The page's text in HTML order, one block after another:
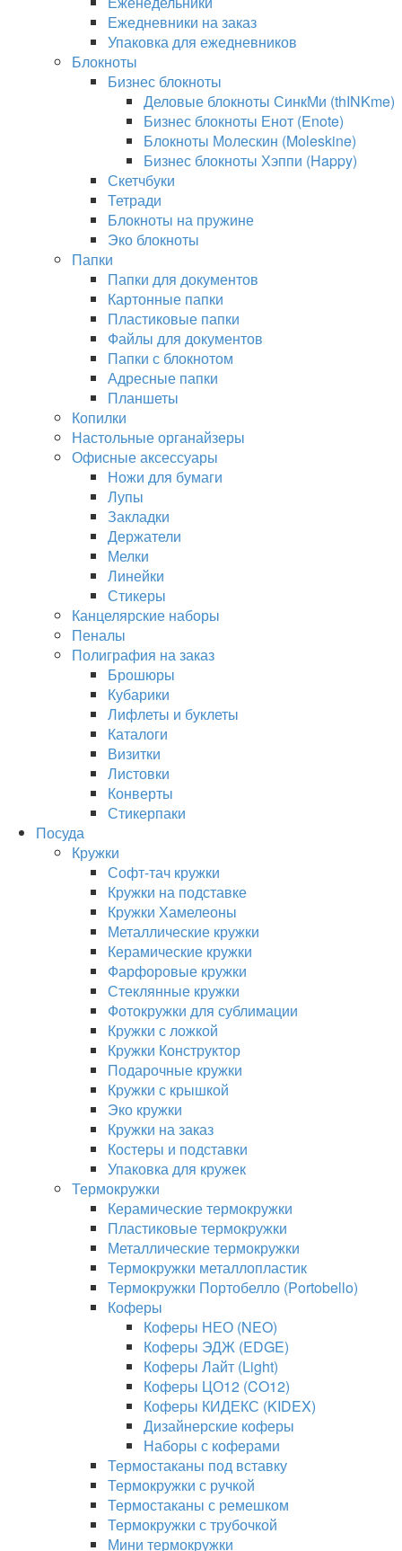
Ежедневники на заказ
Упаковка для ежедневников
Блокноты
Бизнес блокноты
Деловые блокноты СинкМи (thINKme)
Бизнес блокноты Енот (Enote)
Блокноты Молескин (Moleskine)
Бизнес блокноты Хэппи (Happy)
Скетчбуки
Тетради
Блокноты на пружине
Эко блокноты
Папки
Папки для документов
Картонные папки
Пластиковые папки
Файлы для документов
Папки с блокнотом
Адресные папки
Планшеты
Копилки
Настольные органайзеры
Офисные аксессуары
Ножи для бумаги
Лупы
Закладки
Держатели
Мелки
Линейки
Стикеры
Канцелярские наборы
Пеналы
Полиграфия на заказ
Брошюры
Кубарики
Лифлеты и буклеты
Каталоги
Визитки
Листовки
Конверты
Стикерпаки
Посуда
Кружки
Софт-тач кружки
Кружки на подставке
Кружки Хамелеоны
Металлические кружки
Керамические кружки
Фарфоровые кружки
Стеклянные кружки
Фотокружки для сублимации
Кружки с ложкой
Кружки Конструктор
Подарочные кружки
Кружки с крышкой
Эко кружки
Кружки на заказ
Костеры и подставки
Упаковка для кружек
Термокружки
Керамические термокружки
Пластиковые термокружки
Металлические термокружки
Термокружки металлопластик
Термокружки Портобелло (Portobello)
Коферы
Коферы НЕО (NEO)
Коферы ЭДЖ (EDGE)
Коферы Лайт (Light)
Коферы ЦО12 (CO12)
Коферы КИДЕКС (KIDEX)
Дизайнерские коферы
Наборы с коферами
Термостаканы под вставку
Термокружки с ручкой
Термостаканы с ремешком
Термокружки с трубочкой
Мини термокружки